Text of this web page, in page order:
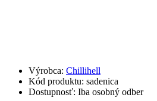
Výrobca: Chillihell
Kód produktu: sadenica
Dostupnosť: Iba osobný odber